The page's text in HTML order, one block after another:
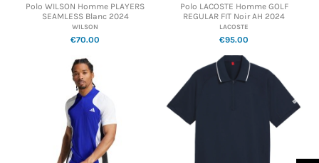
Polo WILSON Homme PLAYERS
SEAMLESS Blanc 2024
WILSON
€70.00
Polo LACOSTE Homme GOLF
REGULAR FIT Noir AH 2024
LACOSTE
€95.00